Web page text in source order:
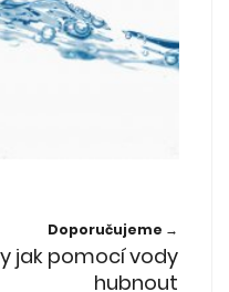
Doporučujeme →
jak pomocí vody
hubnout